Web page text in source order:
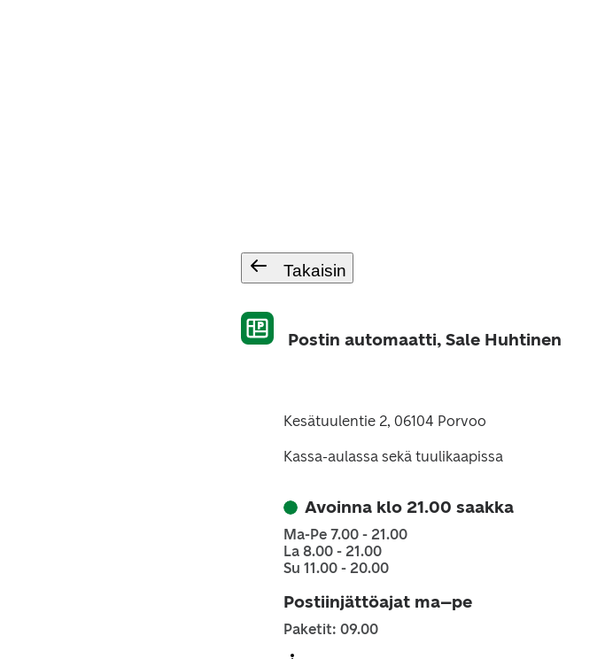
Takaisin
Postin automaatti, Sale Huhtinen
Kesätuulentie 2, 06104 Porvoo
Kassa-aulassa sekä tuulikaapissa
Avoinna klo 21.00 saakka
Ma-Pe 7.00 - 21.00
La 8.00 - 21.00
Su 11.00 - 20.00
Postiinjättöajat ma–pe
Paketit: 09.00